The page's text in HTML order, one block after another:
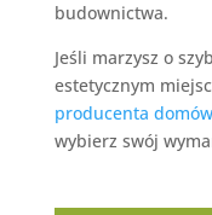
budownictwa.
Jeśli marzysz o
estetycznym
producenta
wybierz swój